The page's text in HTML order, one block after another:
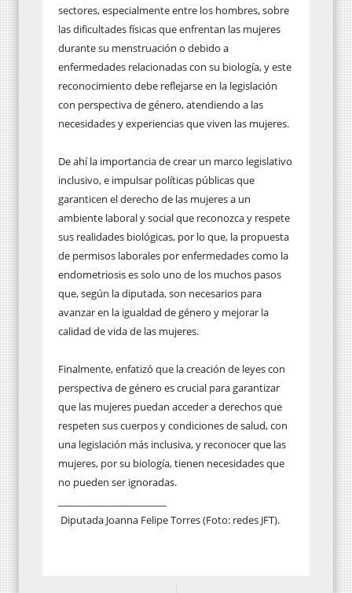
sectores, especialmente entre los hombres, sobre
las dificultades físicas que enfrentan las mujeres
durante su menstruación o debido a
enfermedades relacionadas con su biología, y este
reconocimiento debe reflejarse en la legislación
con perspectiva de género, atendiendo a las
necesidades y experiencias que viven las mujeres.
De ahí la importancia de crear un marco legislativo
inclusivo, e impulsar políticas públicas que
garanticen el derecho de las mujeres a un
ambiente laboral y social que reconozca y respete
sus realidades biológicas, por lo que, la propuesta
de permisos laborales por enfermedades como la
endometriosis es solo uno de los muchos pasos
que, según la diputada, son necesarios para
avanzar en la igualdad de género y mejorar la
calidad de vida de las mujeres.
Finalmente, enfatizó que la creación de leyes con
perspectiva de género es crucial para garantizar
que las mujeres puedan acceder a derechos que
respeten sus cuerpos y condiciones de salud, con
una legislación más inclusiva, y reconocer que las
mujeres, por su biología, tienen necesidades que
no pueden ser ignoradas.
Diputada Joanna Felipe Torres (Foto: redes JFT).